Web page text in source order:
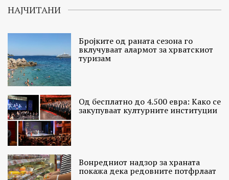
НАЈЧИТАНИ
Бројките од раната сезона го
вклучуваат алармот за хрватскиот
туризам
Од бесплатно до 4.500 евра: Како се
закупуваат културните институции
Вонредниот надзор за храната
покажа дека редовните потфрлаат